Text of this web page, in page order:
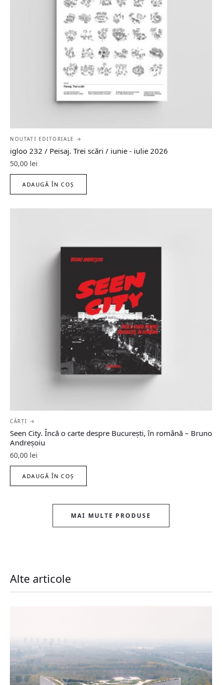
NOUTATI EDITORIALE →
igloo 232 / Peisaj. Trei scări / iunie - iulie 2026
50,00 lei
ADAUGĂ ÎN COȘ
CĂRȚI →
Seen City. Încă o carte despre București, în română – Bruno
Andreșoiu
60,00 lei
ADAUGĂ ÎN COȘ
MAI MULTE PRODUSE
Alte articole